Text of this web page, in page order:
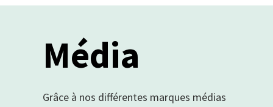
Média
Grâce à nos différentes marques médias